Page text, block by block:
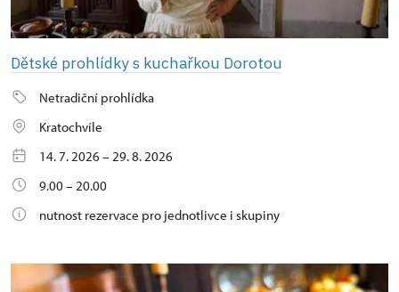
Dětské prohlídky s kuchařkou Dorotou
Netradiční prohlídka
Kratochvíle
14. 7. 2026 – 29. 8. 2026
9.00 – 20.00
nutnost rezervace pro jednotlivce i skupiny